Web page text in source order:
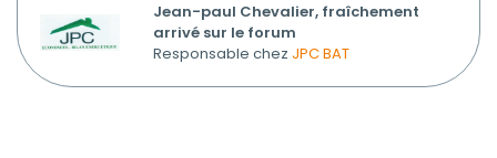
Jean-paul Chevalier, fraîchement
arrivé sur le forum
Responsable chez JPC BAT